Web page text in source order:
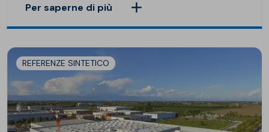
Per saperne di più
REFERENZE SINTETICO